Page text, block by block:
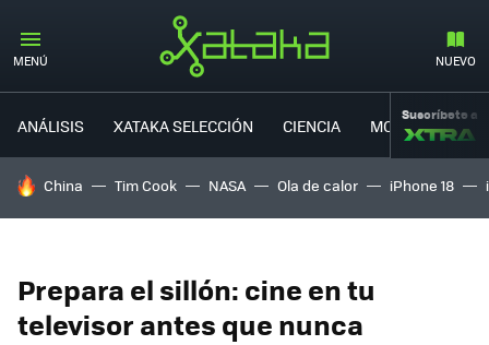
MENÚ NUEVO
ANÁLISIS XATAKA SELECCIÓN CIENCIA MOVILIDAD
Suscríbete a
HOY SE HABLA DE
China Tim Cook NASA Ola de calor iPhone 18
Prepara el sillón: cine en tu
televisor antes que nunca